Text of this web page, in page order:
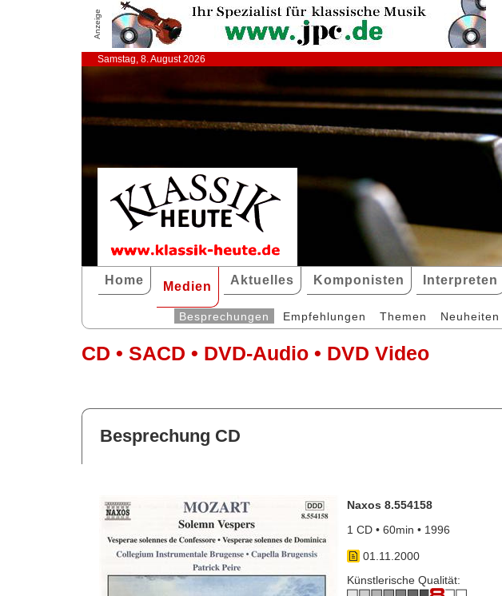
Anzeige
Samstag, 8. August 2026
Home Medien Aktuelles Komponisten Interpreten
Besprechungen Empfehlungen Themen Neuheiten
CD • SACD • DVD-Audio • DVD Video
Besprechung CD
Naxos 8.554158
1 CD • 60min • 1996
01.11.2000
Künstlerische Qualität: